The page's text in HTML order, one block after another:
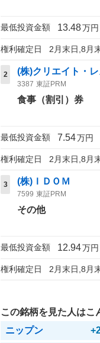
最低投資金額 13.48万円
権利確定日 2月末日,8月
2 (株)クリエイト・
3387 東証PRM
食事（割引）券
最低投資金額 7.54万円
権利確定日 2月末日,8月
3 (株)ＩＤＯＭ
7599 東証PRM
その他
最低投資金額 12.94万円
権利確定日 2月末日,8月
この銘柄を見た人はこ
ニップン